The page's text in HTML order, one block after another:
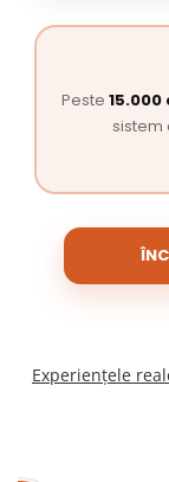
Peste
Experiențele